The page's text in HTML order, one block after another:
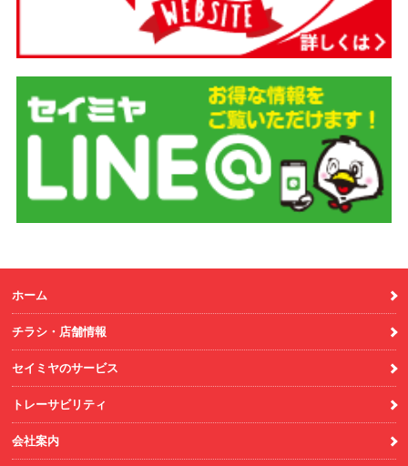
ホーム
チラシ・店舗情報
セイミヤのサービス
トレーサビリティ
会社案内